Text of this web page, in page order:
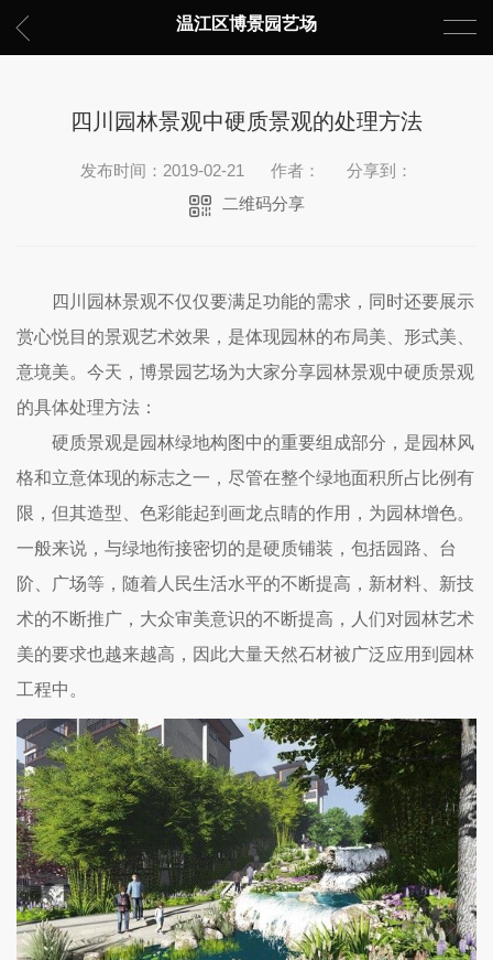
温江区博景园艺场
四川园林景观中硬质景观的处理方法
发布时间：2019-02-21 作者：
分享到：
二维码分享
四川园林景观不仅仅要满足功能的需求，同时还要展示
赏心悦目的景观艺术效果，是体现园林的布局美、形式美、
意境美。今天， 博景园艺场为大家分享园林景观中硬质景观
的具体处理方法：
硬质景观是园林绿地构图中的重要组成部分，是园林风
格和立意体现的标志之一，尽管在整个绿地面积所占比例有
限，但其造型、色彩能起到画龙点睛的作用，为园林增色。
一般来说，与绿地衔接密切的是硬质铺装，包括园路、台
阶、广场等，随着人民生活水平的不断提高，新材料、新技
术的不断推广，大众审美意识的不断提高，人们对园林艺术
美的要求也越来越高，因此大量天然石材被广泛应用到园林
工程中。